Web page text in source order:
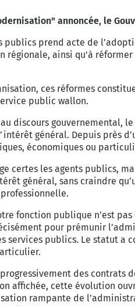
annoncée, le
publics prend acte de
régionale, ainsi qu'à
ces réformes
public wallon.
discours gouvernemental,
général. Depuis près
économiques ou
certes les agents publics,
général, sans craindre
fonction publique n’est
pour prémunir
services publics. Le statut a
des contrats
affichée, cette évolution
rampante de